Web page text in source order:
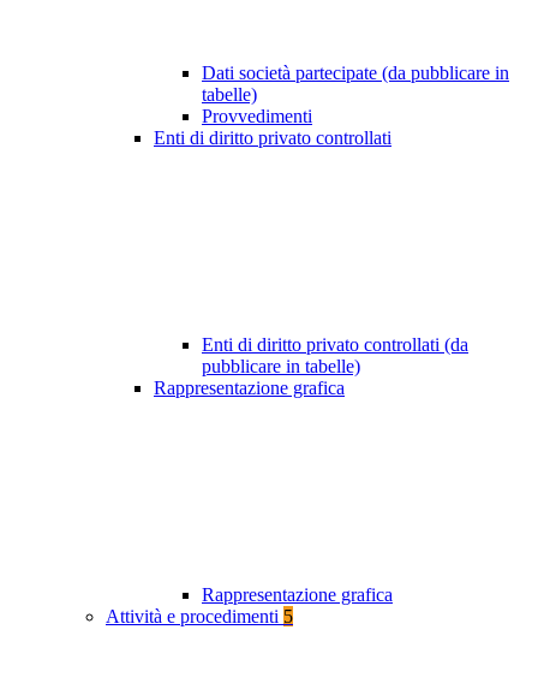
Dati società partecipate (da pubblicare in
tabelle)
Provvedimenti
Enti di diritto privato controllati
Enti di diritto privato controllati (da
pubblicare in tabelle)
Rappresentazione grafica
Rappresentazione grafica
Attività e procedimenti 5